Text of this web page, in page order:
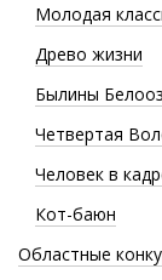
Молодая
Древо жизни
Былины
Четвертая
Человек в
Кот-баюн
Областные